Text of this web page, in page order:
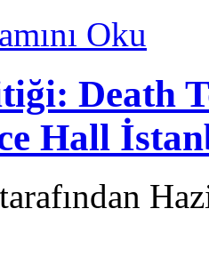
Oku
Death
Hall